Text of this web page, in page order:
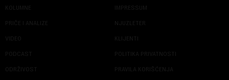
KOLUMNE
PRIČE I ANALIZE
VIDEO
PODCAST
ODRŽIVOST
IMPRESSUM
NJUZLETER
KLIJENTI
POLITIKA PRIVATNOSTI
PRAVILA KORIŠĆENJA